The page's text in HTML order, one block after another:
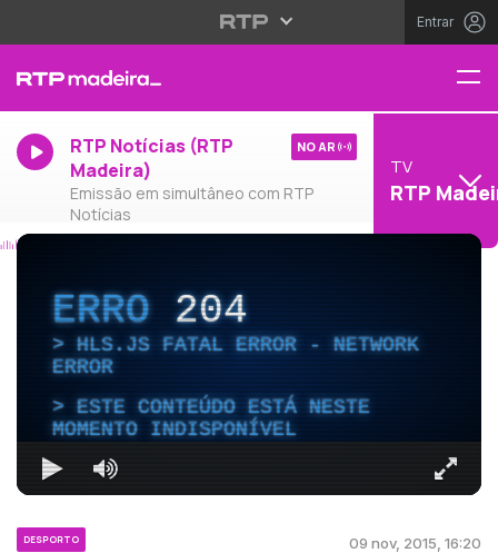
Entrar
RTP Notícias (RTP
Madeira)
Emissão em simultâneo com RTP
Notícias
NO AR
TV
RTP
ERRO204
HLS.JS FATAL ERROR - NETWORK
ERROR
ESTE CONTEÚDO ESTÁ NESTE
MOMENTO INDISPONÍVEL
DESPORTO 09 nov, 2015, 16:20